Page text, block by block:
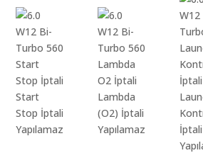
Start
Stop İptali
Yapılamaz
Lambda
(O2) İptali
Yapılamaz
İptali